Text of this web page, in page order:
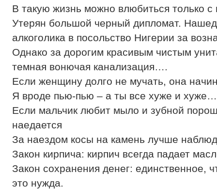
В такую жизнь можно влюбиться только с
Утерян большой черный дипломат.
алкоголика в посольство Нигерии за
Однако за дорогим красивым чистым
темная вонючая канализация….
Если женщину долго не мучать, она
Я вроде пью-пью – а ты все хуже и хуже…
Если мальчик любит мыло и зубной
наедается
За наездом косы на камень лучше
Закон кирпича: кирпич всегда падает
Закон сохранения денег: единственное,
это нужда.